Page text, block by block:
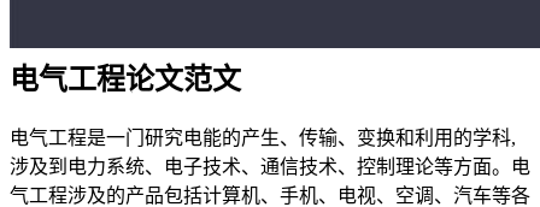
电气工程论文范文
电气工程是一门研究电能的产生、传输、变换和利用的学科,
涉及到电力系统、电子技术、通信技术、控制理论等方面。电
气工程涉及的产品包括计算机、手机、电视、空调、汽车等各